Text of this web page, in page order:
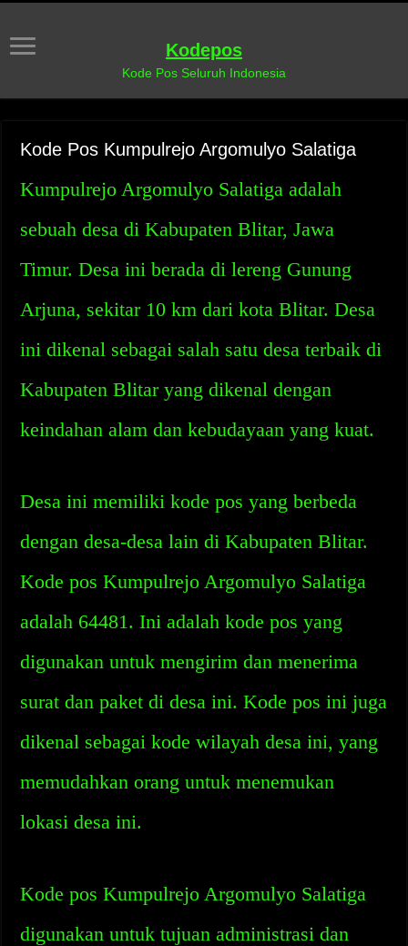
Kodepos
Kode Pos Seluruh Indonesia
Kode Pos Kumpulrejo Argomulyo Salatiga
Kumpulrejo Argomulyo Salatiga adalah
sebuah desa di Kabupaten Blitar, Jawa
Timur. Desa ini berada di lereng Gunung
Arjuna, sekitar 10 km dari kota Blitar. Desa
ini dikenal sebagai salah satu desa terbaik di
Kabupaten Blitar yang dikenal dengan
keindahan alam dan kebudayaan yang kuat.
Desa ini memiliki kode pos yang berbeda
dengan desa-desa lain di Kabupaten Blitar.
Kode pos Kumpulrejo Argomulyo Salatiga
adalah 64481. Ini adalah kode pos yang
digunakan untuk mengirim dan menerima
surat dan paket di desa ini. Kode pos ini juga
dikenal sebagai kode wilayah desa ini, yang
memudahkan orang untuk menemukan
lokasi desa ini.
Kode pos Kumpulrejo Argomulyo Salatiga
digunakan untuk tujuan administrasi dan